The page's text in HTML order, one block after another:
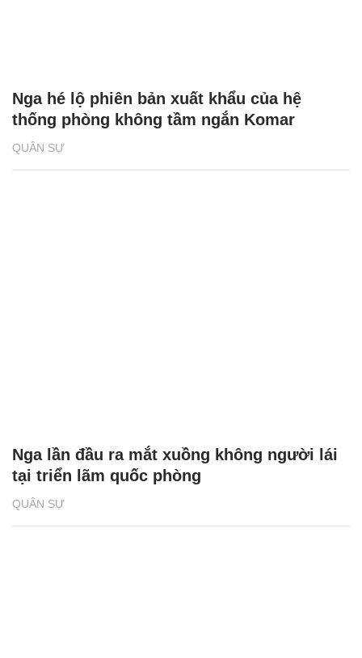
QUÂN SỰ
Nga hé lộ phiên bản xuất khẩu của hệ
thống phòng không tầm ngắn Komar
QUÂN SỰ
Nga lần đầu ra mắt xuồng không người lái
tại triển lãm quốc phòng